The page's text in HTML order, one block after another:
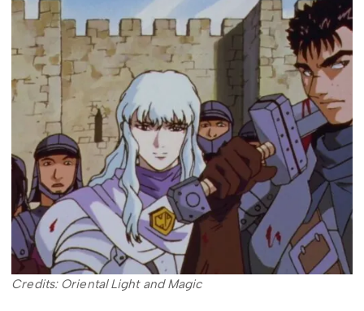
Credits: Oriental Light and Magic